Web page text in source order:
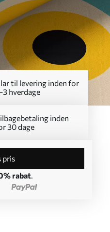
til levering inden for
hverdage
inden
30 dage
pris
rabat.